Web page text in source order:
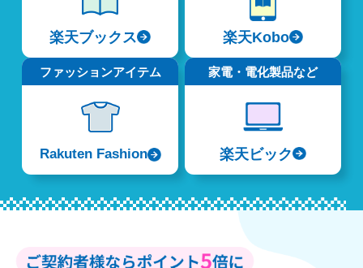
楽天ブックス 楽天Kobo
ファッションアイテム
Rakuten Fashion
家電・電化製品など
楽天ビック